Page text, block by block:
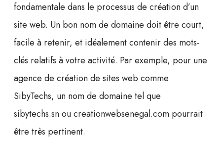
fondamentale dans le processus de création d’un
site web. Un bon nom de domaine doit être court,
facile à retenir, et idéalement contenir des mots-
clés relatifs à votre activité. Par exemple, pour une
agence de création de sites web comme
SibyTechs, un nom de domaine tel que
sibytechs.snoucreationwebsenegal.com pourrait
être très pertinent.